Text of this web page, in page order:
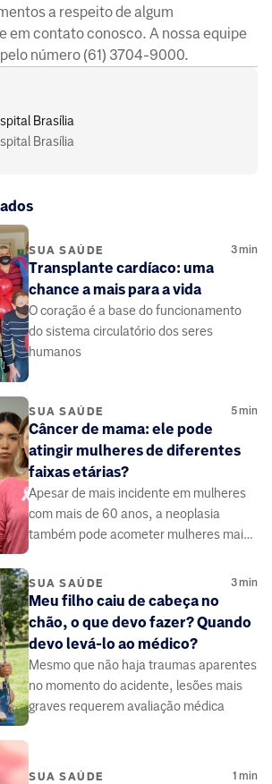
a respeito de algum
em contato conosco. A nossa equipe
número (61) 3704-9000.
Brasília
Brasília
SUA SAÚDE 3min
Transplante cardíaco: uma
chance a mais para a vida
O coração é a base do funcionamento
do sistema circulatório dos seres
humanos
SUA SAÚDE 5min
Câncer de mama: ele pode
atingir mulheres de diferentes
faixas etárias?
Apesar de mais incidente em mulheres
com mais de 60 anos, a neoplasia
também pode acometer mulheres mais
SUA SAÚDE 3min
Meu filho caiu de cabeça no
chão, o que devo fazer? Quando
devo levá-lo ao médico?
Mesmo que não haja traumas aparentes
no momento do acidente, lesões mais
graves requerem avaliação médica
SUA SAÚDE 1 min